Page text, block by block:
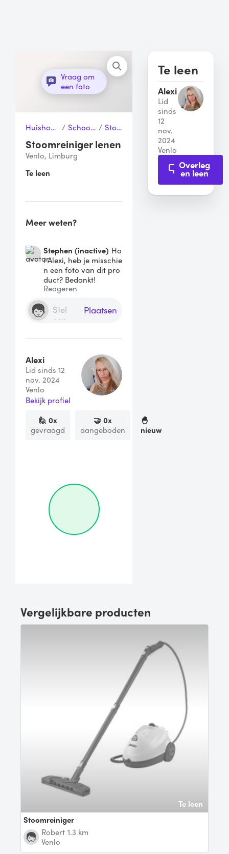
Vraag om
een foto
Huishouden & Schoonmaak / Schoonmaakapparaten / Stoomreiniger
Stoomreiniger lenen
Venlo, Limburg
Te leen
Meer weten?
Stephen (inactive) Ho
i Alexi, heb je misschie
n een foto van dit pro
duct? Bedankt!
Reageren
Plaatsen
Alexi
Lid sinds 12
nov. 2024
Venlo
Bekijk profiel
🙋 0x
gevraagd
🤝0x
aangeboden
🐣
nieuw
Vergelijkbare producten
Te leen
Stoomreiniger
Robert 1.3 km
Venlo
Te leen
Alexi
Lid
sinds
12
nov.
2024
Venlo
Overleg
en leen